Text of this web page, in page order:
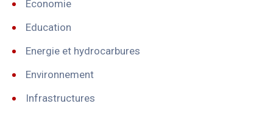
Economie
Education
Energie et hydrocarbures
Environnement
Infrastructures